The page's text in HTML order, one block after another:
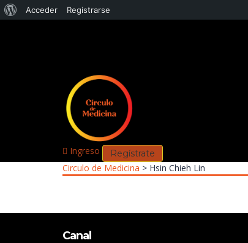
Acceder Registrarse
Ingreso Regístrate
Circulo de Medicina > Hsin Chieh Lin
Canal